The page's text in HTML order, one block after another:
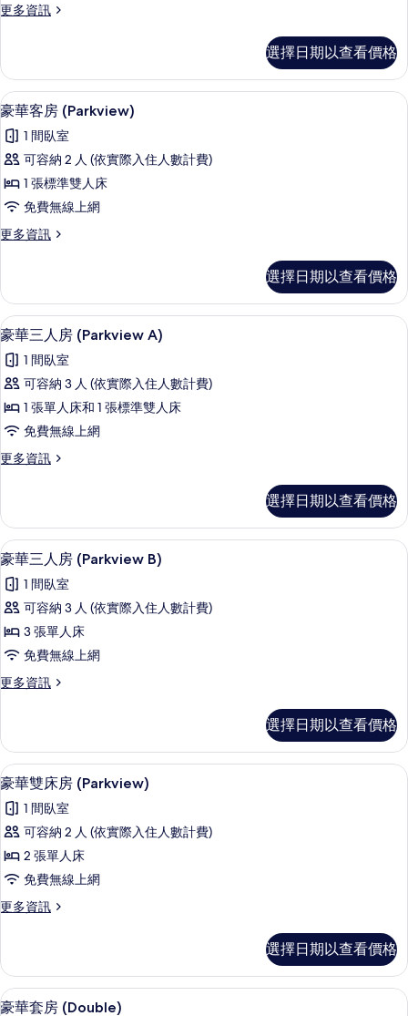
房
所
有
相
片
更多資訊
更
雙
人
房
詳
情
選擇日期以查看價格
顯
示
豪
華
客
(Parkview)
所
有
相
片
迷你吧、客房內保險箱、書桌、遮光
7
豪華客房 (Parkview)
1 間臥室
可容納 2 人 (依實際入住人數計費)
1 張標準雙人床
免費無線上網
更多資訊
更
客
房
(Parkview)
詳
情
選擇日期以查看價格
顯
示
豪
華
三
房
A)
的
所
有
相
片
4
豪華三人房 (Parkview A)
1 間臥室
可容納 3 人 (依實際入住人數計費)
1 張單人床和 1 張標準雙人床
免費無線上網
更多資訊
更
三
人
房
(Parkview
A)
的
情
選擇日期以查看價格
顯
示
豪
華
三
房
B)
的
所
有
相
片
迷你吧、客房內保險箱、書桌、遮光
5
豪華三人房 (Parkview B)
1 間臥室
可容納 3 人 (依實際入住人數計費)
3 張單人床
免費無線上網
更多資訊
更
三
人
房
B)
的
情
選擇日期以查看價格
顯
示
豪
華
雙
房
的
所
有
4
豪華雙床房 (Parkview)
1 間臥室
可容納 2 人 (依實際入住人數計費)
2 張單人床
免費無線上網
更多資訊
更
雙
床
房
選擇日期以查看價格
顯
迷你吧、客房內保險箱、書桌、遮光
6
豪華套房 (Double)